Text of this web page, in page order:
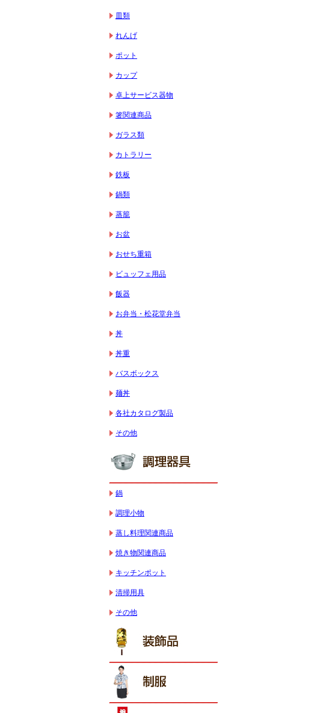
皿類
れんげ
ポット
カップ
卓上サービス器物
箸関連商品
ガラス類
カトラリー
鉄板
鍋類
蒸籠
お盆
おせち重箱
ビュッフェ用品
飯器
お弁当・松花堂弁当
丼
丼重
バスボックス
麺丼
各社カタログ製品
その他
鍋
調理小物
蒸し料理関連商品
焼き物関連商品
キッチンポット
清掃用具
その他